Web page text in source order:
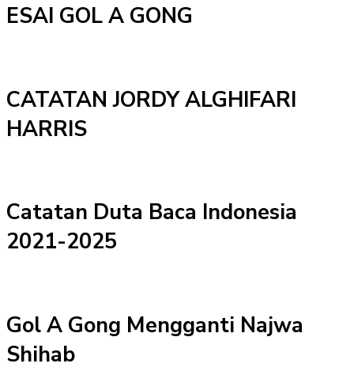
ESAI GOL A GONG
CATATAN JORDY ALGHIFARI
HARRIS
Catatan Duta Baca Indonesia
2021-2025
Gol A Gong Mengganti Najwa
Shihab